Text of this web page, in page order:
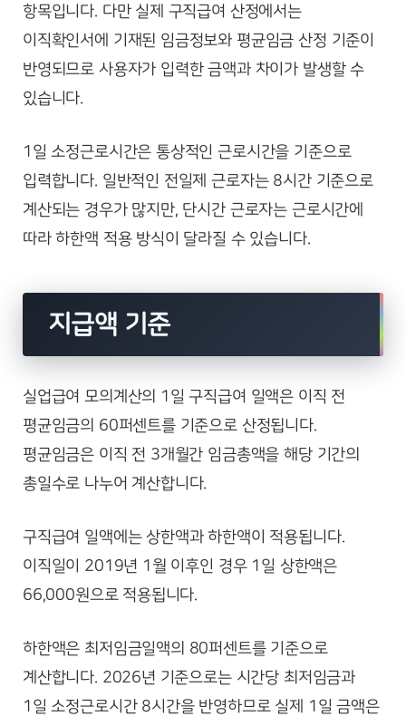
항목입니다. 다만 실제 구직급여 산정에서는
이직확인서에 기재된 임금정보와 평균임금 산정 기준이
반영되므로 사용자가 입력한 금액과 차이가 발생할 수
있습니다.
1일 소정근로시간은 통상적인 근로시간을 기준으로
입력합니다. 일반적인 전일제 근로자는 8시간 기준으로
계산되는 경우가 많지만, 단시간 근로자는 근로시간에
따라 하한액 적용 방식이 달라질 수 있습니다.
지급액 기준
실업급여 모의계산의 1일 구직급여 일액은 이직 전
평균임금의 60퍼센트를 기준으로 산정됩니다.
평균임금은 이직 전 3개월간 임금총액을 해당 기간의
총일수로 나누어 계산합니다.
구직급여 일액에는 상한액과 하한액이 적용됩니다.
이직일이 2019년 1월 이후인 경우 1일 상한액은
66,000원으로 적용됩니다.
하한액은 최저임금일액의 80퍼센트를 기준으로
계산합니다. 2026년 기준으로는 시간당 최저임금과
1일 소정근로시간 8시간을 반영하므로 실제 1일 금액은